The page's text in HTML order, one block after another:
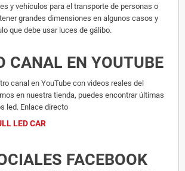
y vehículos para el transporte de personas o
grandes dimensiones en algunos casos y
que debe usar luces de gálibo.
CANAL EN YOUTUBE
canal en YouTube con videos reales del
en nuestra tienda, puedes encontrar últimas
led. Enlace directo
LED CAR
FACEBOOK